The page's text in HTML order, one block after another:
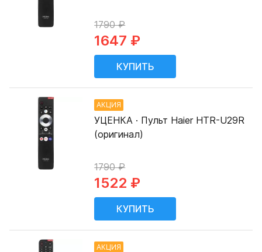
1790 ₽
1647 ₽
АКЦИЯ
УЦЕНКА · Пульт Haier HTR-U29R
(оригинал)
1790 ₽
1522 ₽
АКЦИЯ